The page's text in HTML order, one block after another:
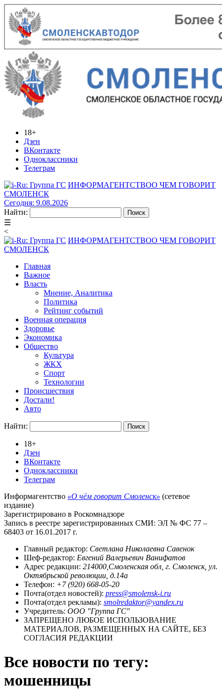
18+
Дзен
ВКонтакте
Одноклассники
Телеграм
ИНФОРМАГЕНТСТВОО ЧЕМ ГОВОРИТ
СМОЛЕНСК
Сегодня: 9.08.2026
Найти:
☰
<
ИНФОРМАГЕНТСТВОО ЧЕМ ГОВОРИТ
СМОЛЕНСК
Главная
Важное
Власть
Мнение, Аналитика
Политика
Рейтинг событий
Военная операция
Здоровье
Экономика
Общество
Культура
ЖКХ
Спорт
Технологии
Происшествия
Достали!
Авто
Найти:
18+
Дзен
ВКонтакте
Одноклассники
Телеграм
Информагентство «О чём говорит Смоленск» (сетевое
издание)
Зарегистрировано в Роскомнадзоре
Запись в реестре зарегистрированных СМИ: ЭЛ № ФС 77 –
68403 от 16.01.2017 г.
Главный редактор: Светлана Николаевна Савенок
Шеф-редактор: Евгений Валерьевич Ванифатов
Адрес редакции: 214000,Смоленская обл, г. Смоленск, ул.
Октябрьской революции, д.14а
Телефон: +7 (920) 668-05-20
Почта(отдел новостей): press@smolensk-i.ru
Почта(отдел рекламы): smolredaktor@yandex.ru
Учредитель: ООО "Группа ГС"
ЗАПРЕЩЕНО ЛЮБОЕ ИСПОЛЬЗОВАНИЕ
МАТЕРИАЛОВ, РАЗМЕЩЕННЫХ НА САЙТЕ, БЕЗ
СОГЛАСИЯ РЕДАКЦИИ
Все новости по тегу:
мошенницы